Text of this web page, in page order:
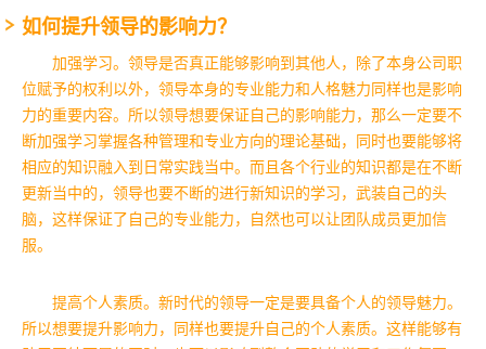
如何提升领导的影响力？
加强学习。领导是否真正能够影响到其他人，除了本身公司职
位赋予的权利以外，领导本身的专业能力和人格魅力同样也是影响
力的重要内容。所以领导想要保证自己的影响能力，那么一定要不
断加强学习掌握各种管理和专业方向的理论基础，同时也要能够将
相应的知识融入到日常实践当中。而且各个行业的知识都是在不断
更新当中的，领导也要不断的进行新知识的学习，武装自己的头
脑，这样保证了自己的专业能力，自然也可以让团队成员更加信
服。
提高个人素质。新时代的领导一定是要具备个人的领导魅力。
所以想要提升影响力，同样也要提升自己的个人素质。这样能够有